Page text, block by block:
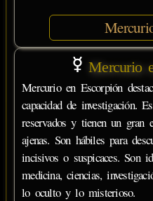
Mercurio
Mercurio en Escorpión
capacidad de investigación.
reservados y tienen un gran
ajenas. Son hábiles para
incisivos o suspicaces. Son
medicina, ciencias,
lo oculto y lo misterioso.